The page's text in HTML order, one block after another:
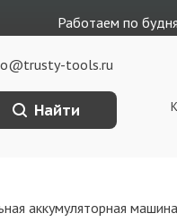
Работаем по
tools.ru
Найти
аккумуляторная